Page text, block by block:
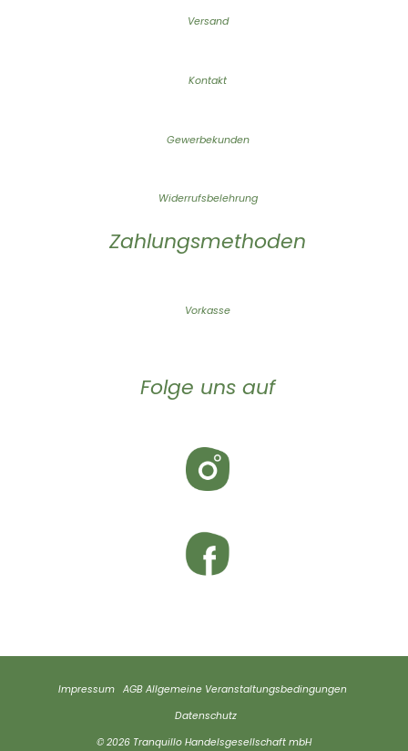
Versand
Kontakt
Gewerbekunden
Widerrufsbelehrung
Zahlungsmethoden
Vorkasse
Folge uns auf
Impressum AGB Allgemeine Veranstaltungsbedingungen
Datenschutz
© 2026 Tranquillo Handelsgesellschaft mbH